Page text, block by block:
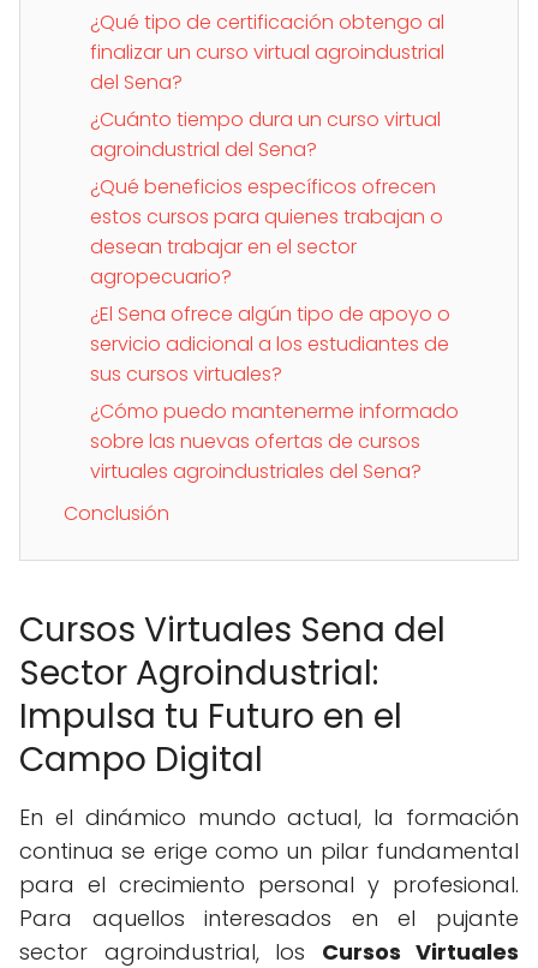
¿Qué tipo de certificación obtengo al
finalizar un curso virtual agroindustrial
del Sena?
¿Cuánto tiempo dura un curso virtual
agroindustrial del Sena?
¿Qué beneficios específicos ofrecen
estos cursos para quienes trabajan o
desean trabajar en el sector
agropecuario?
¿El Sena ofrece algún tipo de apoyo o
servicio adicional a los estudiantes de
sus cursos virtuales?
¿Cómo puedo mantenerme informado
sobre las nuevas ofertas de cursos
virtuales agroindustriales del Sena?
Conclusión
Cursos Virtuales Sena del
Sector Agroindustrial:
Impulsa tu Futuro en el
Campo Digital
En el dinámico mundo actual, la formación
continua se erige como un pilar fundamental
para el crecimiento personal y profesional.
Para aquellos interesados en el pujante
sector agroindustrial, los Cursos Virtuales